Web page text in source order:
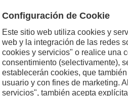
Asiático atendidos por ASSAB,
88.